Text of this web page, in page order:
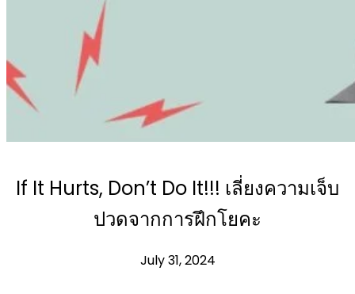
If It Hurts, Don’t Do It!!! เลี่ยงความเจ็บ
ปวดจากการฝึกโยคะ
July 31, 2024